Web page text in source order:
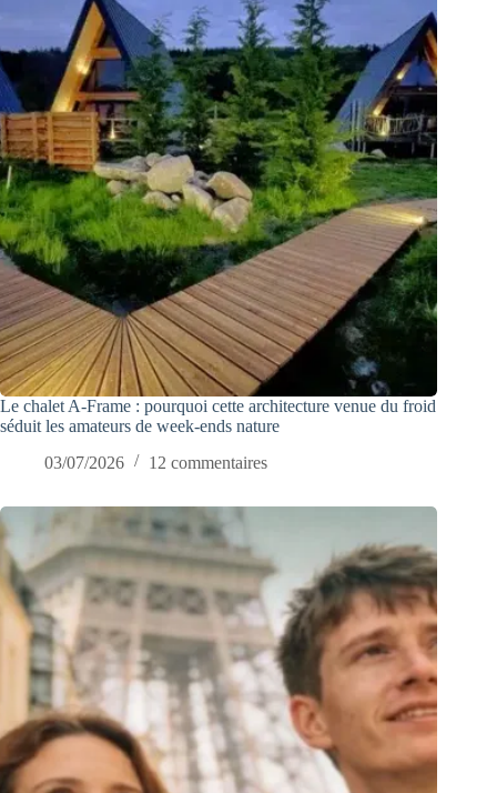
Le chalet A-Frame : pourquoi cette architecture venue du froid
séduit les amateurs de week-ends nature
03/07/2026
12 commentaires